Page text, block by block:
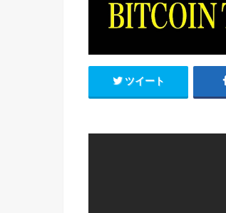
ツイート